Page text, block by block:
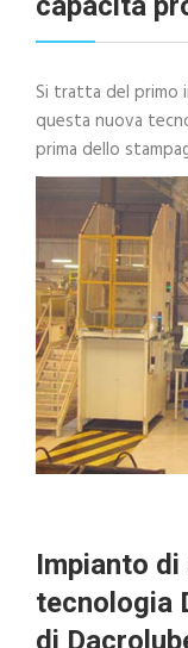
Si tratta del primo
questa nuova
prima dello
Impianto
tecnologia
di